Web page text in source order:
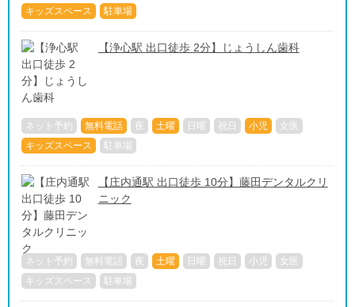
キッズスペース
駐車場
【浄心駅 出口徒歩 2分】じょうしん歯科
ネット予約 無料電話 夜 土曜 日曜 祝日 小児
女医
キッズスペース
駐車場
【庄内通駅 出口徒歩 10分】藤田デンタルクリ
ニック
ネット予約 無料電話 夜 土曜 日曜 祝日 小児
女医
キッズスペース
駐車場